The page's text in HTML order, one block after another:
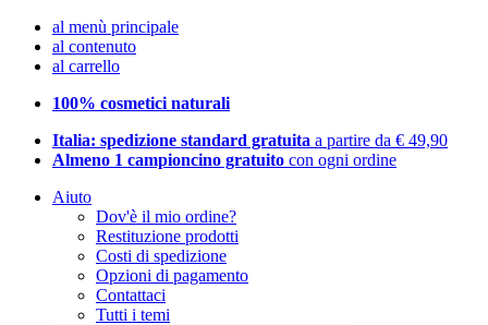
al menù principale
al contenuto
al carrello
100% cosmetici naturali
Italia: spedizione standard gratuita a partire da € 49,90
Almeno 1 campioncino gratuito con ogni ordine
Aiuto
Dov'è il mio ordine?
Restituzione prodotti
Costi di spedizione
Opzioni di pagamento
Contattaci
Tutti i temi